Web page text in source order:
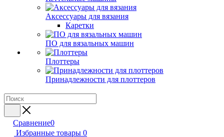
Аксессуары для вязания
Каретки
ПО для вязальных машин
Плоттеры
Принадлежности для плоттеров
Сравнение0
Избранные товары 0